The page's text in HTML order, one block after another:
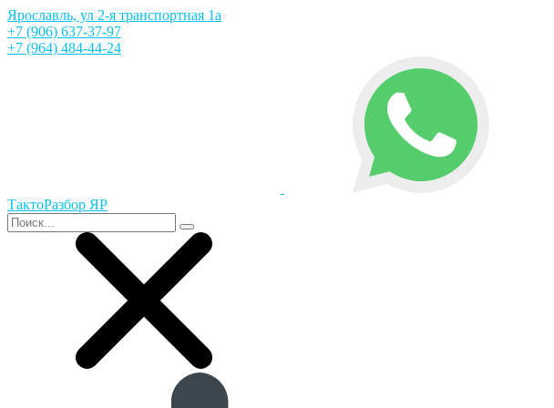
Ярославль, ул 2-я транспортная 1а
+7 (906) 637-37-97
+7 (964) 484-44-24
ТактоРазбор ЯР